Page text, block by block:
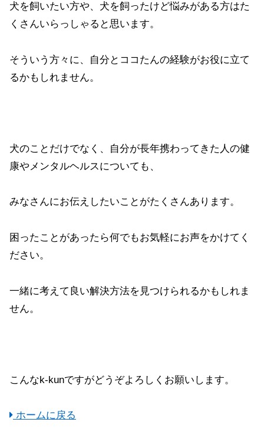
犬を飼いたい方や、犬を飼ったけど悩みがある方はた
くさんいらっしゃると思います。
そういう方々に、自分とココたんの経験がお役に立て
るかもしれません。
犬のことだけでなく、自分が長年携わってきた人の健
康やメンタルヘルスについても、
みなさんにお伝えしたいことがたくさんあります。
困ったことがあったら何でもお気軽にお声をかけてく
ださい。
一緒に考えて良い解決方法を見つけられるかもしれま
せん。
こんなk-kunですがどうぞよろしくお願いします。
ホームに戻る